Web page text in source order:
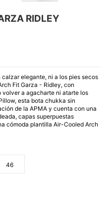
RIDLEY
elegante, ni a los pies secos
Fit Garza - Ridley, con
a agacharte ni atarte los
esta bota chukka sin
de la APMA y cuenta con una
capas superpuestas
cómoda plantilla Air-Cooled Arch
46